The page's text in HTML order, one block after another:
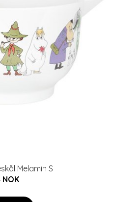
Melamin S
NOK